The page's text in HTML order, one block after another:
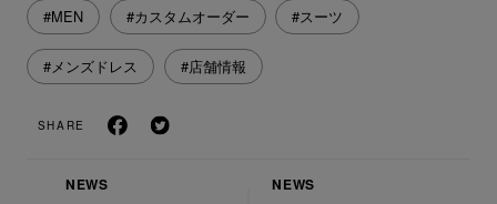
#MEN #カスタムオーダー #スーツ
#メンズドレス #店舗情報
SHARE
NEWS
NEWS